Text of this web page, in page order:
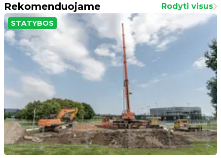
Rekomenduojame Rodyti visus
STATYBOS